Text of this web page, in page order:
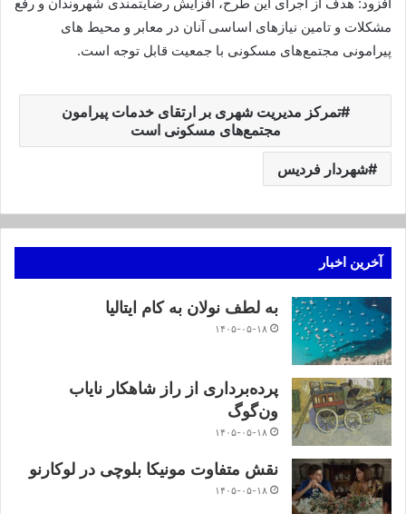
مشکلات و تامین نیازهای اساسی آنان در معابر و محیط‌ های
پیرامونی مجتمع‌های مسکونی با جمعیت قابل توجه است.
تمرکز مدیریت شهری بر ارتقای خدمات پیرامون
مجتمع‌های مسکونی است
شهردار فردیس
آخرین اخبار
به لطف نولان به کام ایتالیا
۱۴۰۵-۰۵-۱۸
پرده‌برداری از راز شاهکار نایاب
ون‌گوگ
۱۴۰۵-۰۵-۱۸
نقش متفاوت مونیکا بلوچی در لوکارنو
۱۴۰۵-۰۵-۱۸